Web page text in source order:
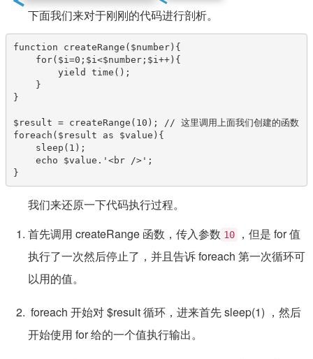
下面我们来对于刚刚的代码进行剖析。
function createRange($number){
for($i=0;$i<$number;$i++){
yield time();
}
}
$result = createRange(10); // 这里调用上面我们创建的函数
foreach($result as $value){
sleep(1);
echo $value.'<br />';
}
我们来还原一下代码执行过程。
首先调用 createRange 函数，传入参数 10
，但是 for 值
执行了一次然后停止了，并且告诉 foreach 第一次循环可
以用的值。
foreach 开始对 $result 循环，进来首先 sleep(1) ，然后
开始使用 for 给的一个值执行输出。